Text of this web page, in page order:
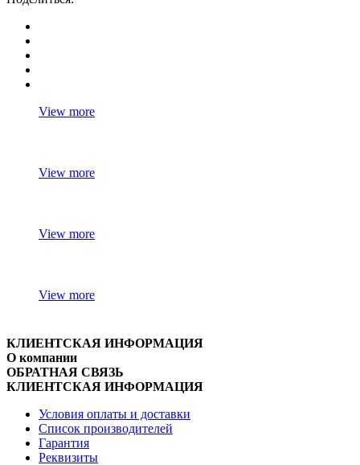
View more
View more
View more
View more
КЛИЕНТСКАЯ ИНФОРМАЦИЯ
О компании
ОБРАТНАЯ СВЯЗЬ
КЛИЕНТСКАЯ ИНФОРМАЦИЯ
Условия оплаты и доставки
Список производителей
Гарантия
Реквизиты